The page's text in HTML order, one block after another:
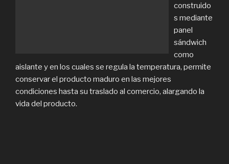
construido
s mediante
panel
sándwich
como
aislante y en los cuales se regula la temperatura, permite
conservar el producto maduro en las mejores
condiciones hasta su traslado al comercio, alargando la
vida del producto.